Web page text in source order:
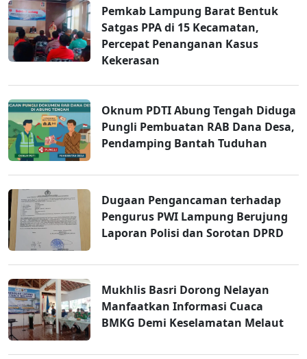
Pemkab Lampung Barat Bentuk
Satgas PPA di 15 Kecamatan,
Percepat Penanganan Kasus
Kekerasan
Oknum PDTI Abung Tengah Diduga
Pungli Pembuatan RAB Dana Desa,
Pendamping Bantah Tuduhan
Dugaan Pengancaman terhadap
Pengurus PWI Lampung Berujung
Laporan Polisi dan Sorotan DPRD
Mukhlis Basri Dorong Nelayan
Manfaatkan Informasi Cuaca
BMKG Demi Keselamatan Melaut